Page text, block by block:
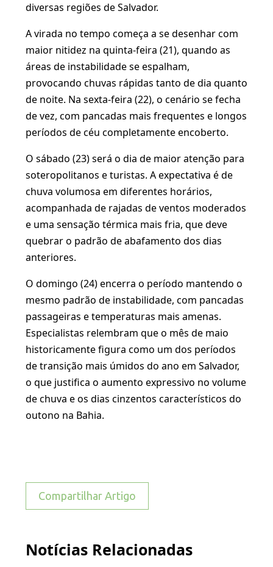
diversas regiões de Salvador.
A virada no tempo começa a se desenhar com
maior nitidez na quinta-feira (21), quando as
áreas de instabilidade se espalham,
provocando chuvas rápidas tanto de dia quanto
de noite. Na sexta-feira (22), o cenário se fecha
de vez, com pancadas mais frequentes e longos
períodos de céu completamente encoberto.
O sábado (23) será o dia de maior atenção para
soteropolitanos e turistas. A expectativa é de
chuva volumosa em diferentes horários,
acompanhada de rajadas de ventos moderados
e uma sensação térmica mais fria, que deve
quebrar o padrão de abafamento dos dias
anteriores.
O domingo (24) encerra o período mantendo o
mesmo padrão de instabilidade, com pancadas
passageiras e temperaturas mais amenas.
Especialistas relembram que o mês de maio
historicamente figura como um dos períodos
de transição mais úmidos do ano em Salvador,
o que justifica o aumento expressivo no volume
de chuva e os dias cinzentos característicos do
outono na Bahia.
Compartilhar Artigo
Notícias Relacionadas